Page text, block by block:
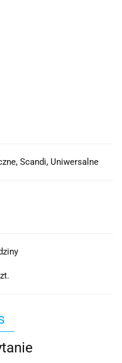
Scandi, Uniwersalne